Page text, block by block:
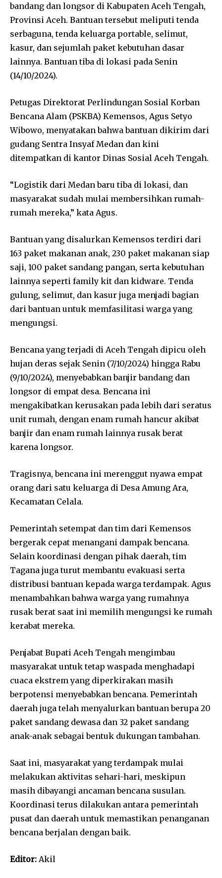
bandang dan longsor di Kabupaten Aceh Tengah,
Provinsi Aceh. Bantuan tersebut meliputi tenda
serbaguna, tenda keluarga portable, selimut,
kasur, dan sejumlah paket kebutuhan dasar
lainnya. Bantuan tiba di lokasi pada Senin
(14/10/2024).
Petugas Direktorat Perlindungan Sosial Korban
Bencana Alam (PSKBA) Kemensos, Agus Setyo
Wibowo, menyatakan bahwa bantuan dikirim dari
gudang Sentra Insyaf Medan dan kini
ditempatkan di kantor Dinas Sosial Aceh Tengah.
“Logistik dari Medan baru tiba di lokasi, dan
masyarakat sudah mulai membersihkan rumah-
rumah mereka,” kata Agus.
Bantuan yang disalurkan Kemensos terdiri dari
163 paket makanan anak, 230 paket makanan siap
saji, 100 paket sandang pangan, serta kebutuhan
lainnya seperti family kit dan kidware. Tenda
gulung, selimut, dan kasur juga menjadi bagian
dari bantuan untuk memfasilitasi warga yang
mengungsi.
Bencana yang terjadi di Aceh Tengah dipicu oleh
hujan deras sejak Senin (7/10/2024) hingga Rabu
(9/10/2024), menyebabkan banjir bandang dan
longsor di empat desa. Bencana ini
mengakibatkan kerusakan pada lebih dari seratus
unit rumah, dengan enam rumah hancur akibat
banjir dan enam rumah lainnya rusak berat
karena longsor.
Tragisnya, bencana ini merenggut nyawa empat
orang dari satu keluarga di Desa Amung Ara,
Kecamatan Celala.
Pemerintah setempat dan tim dari Kemensos
bergerak cepat menangani dampak bencana.
Selain koordinasi dengan pihak daerah, tim
Tagana juga turut membantu evakuasi serta
distribusi bantuan kepada warga terdampak. Agus
menambahkan bahwa warga yang rumahnya
rusak berat saat ini memilih mengungsi ke rumah
kerabat mereka.
Penjabat Bupati Aceh Tengah mengimbau
masyarakat untuk tetap waspada menghadapi
cuaca ekstrem yang diperkirakan masih
berpotensi menyebabkan bencana. Pemerintah
daerah juga telah menyalurkan bantuan berupa 20
paket sandang dewasa dan 32 paket sandang
anak-anak sebagai bentuk dukungan tambahan.
Saat ini, masyarakat yang terdampak mulai
melakukan aktivitas sehari-hari, meskipun
masih dibayangi ancaman bencana susulan.
Koordinasi terus dilakukan antara pemerintah
pusat dan daerah untuk memastikan penanganan
bencana berjalan dengan baik.
Editor: Akil